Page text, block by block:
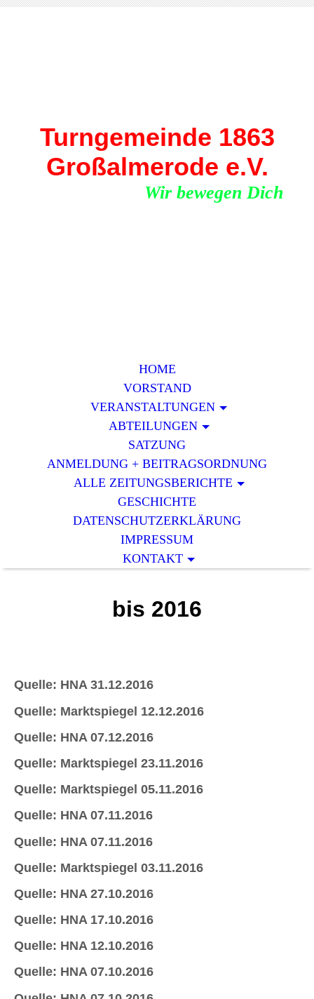
Turngemeinde 1863
Großalmerode e.V.
Wir bewegen Dich
HOME
VORSTAND
VERAN­STALTUNGEN
ABTEILUNGEN
SATZUNG
ANMELDUNG + BEITRAGSORDNUNG
ALLE ZEITUNGSBERICHTE
GESCHICHTE
DATENSCHUTZERKLÄRUNG
IMPRESSUM
KONTAKT
bis 2016
Quelle: HNA 31.12.2016
Quelle: Marktspiegel 12.12.2016
Quelle: HNA 07.12.2016
Quelle: Marktspiegel 23.11.2016
Quelle: Marktspiegel 05.11.2016
Quelle: HNA 07.11.2016
Quelle: HNA 07.11.2016
Quelle: Marktspiegel 03.11.2016
Quelle: HNA 27.10.2016
Quelle: HNA 17.10.2016
Quelle: HNA 12.10.2016
Quelle: HNA 07.10.2016